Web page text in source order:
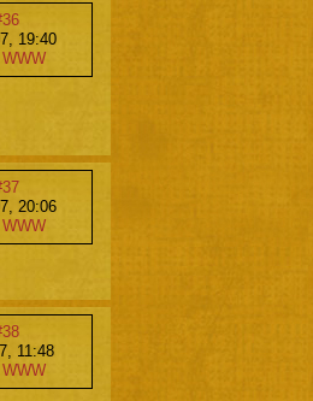
19:40
WWW
20:06
WWW
11:48
WWW